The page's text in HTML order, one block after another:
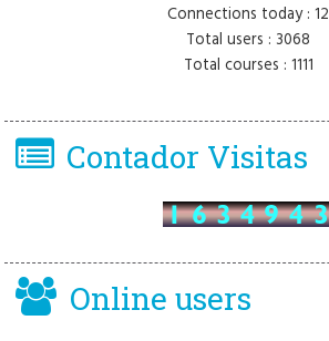
Connections today : 12
Total users : 3068
Total courses : 1111
Contador Visitas
Online users